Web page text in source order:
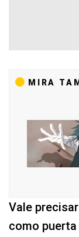
MIRA
Vale
como